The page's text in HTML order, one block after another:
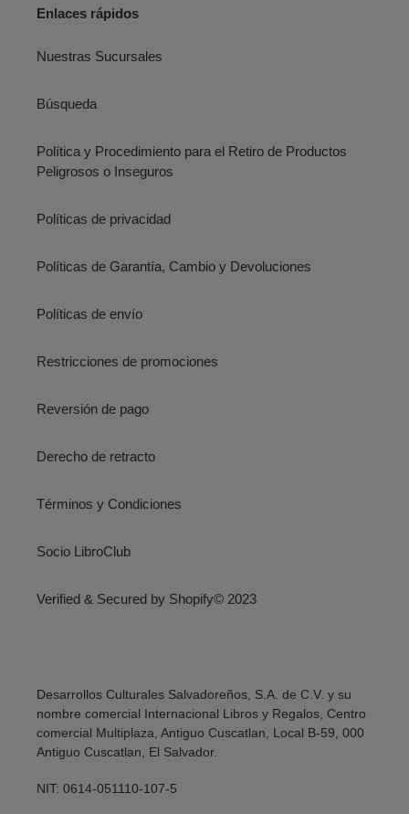
Enlaces rápidos
Nuestras Sucursales
Búsqueda
Política y Procedimiento para el Retiro de Productos
Peligrosos o Inseguros
Políticas de privacidad
Políticas de Garantía, Cambio y Devoluciones
Políticas de envío
Restricciones de promociones
Reversión de pago
Derecho de retracto
Términos y Condiciones
Socio LibroClub
Verified & Secured by Shopify© 2023
Desarrollos Culturales Salvadoreños, S.A. de C.V. y su
nombre comercial Internacional Libros y Regalos, Centro
comercial Multiplaza, Antiguo Cuscatlan, Local B-59, 000
Antiguo Cuscatlan, El Salvador.
NIT: 0614-051110-107-5